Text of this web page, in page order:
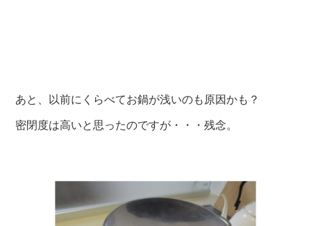
あと、以前にくらべてお鍋が浅いのも原因かも？
密閉度は高いと思ったのですが・・・残念。